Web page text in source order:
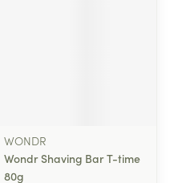
WONDR
Wondr Shaving Bar T-time
80g